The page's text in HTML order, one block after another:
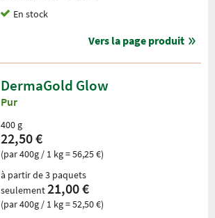
En stock
Vers la page produit
DermaGold Glow
Pur
400 g
22,50 €
(par 400g / 1 kg = 56,25 €)
à partir de 3 paquets
seulement21,00 €
(par 400g / 1 kg = 52,50 €)